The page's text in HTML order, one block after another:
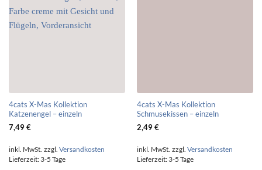
4cats X-Mas Kollektion
Katzenengel – einzeln
7,49€
inkl. MwSt. zzgl. Versandkosten
Lieferzeit: 3-5 Tage
4cats X-Mas Kollektion
Schmusekissen – einzeln
2,49€
inkl. MwSt. zzgl. Versandkosten
Lieferzeit: 3-5 Tage